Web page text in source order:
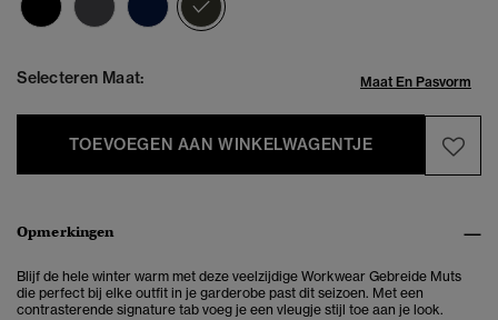
Selecteren Maat: Maat En Pasvorm
TOEVOEGEN AAN WINKELWAGENTJE
Opmerkingen
Blijf de hele winter warm met deze veelzijdige Workwear Gebreide Muts
die perfect bij elke outfit in je garderobe past dit seizoen. Met een
contrasterende signature tab voeg je een vleugje stijl toe aan je look.